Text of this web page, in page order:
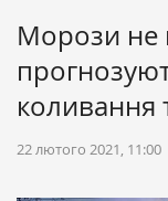
Морози не
коливання
22 лютого 2021, 11:00